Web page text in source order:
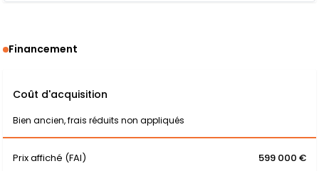
Financement
Coût d'acquisition
Bien ancien, frais réduits non appliqués
Prix affiché (FAI) 599 000 €